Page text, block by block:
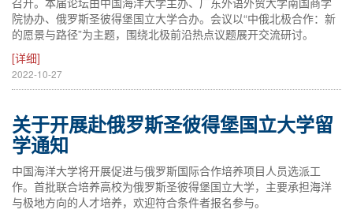
院协办、俄罗斯圣彼得堡国立大学合办。会议以“中俄北极合作：新
的愿景与路径”为主题，围绕北极前沿热点议题展开交流研讨。
[详细]
2022-10-27
关于开展赴俄罗斯圣彼得堡国立大学留
学通知
中国海洋大学将开展促进与俄罗斯国际合作培养项目人员选派工
作。首批联合培养高校为俄罗斯圣彼得堡国立大学，主要承担海洋
与极地方向的人才培养，欢迎符合条件者报名参与。